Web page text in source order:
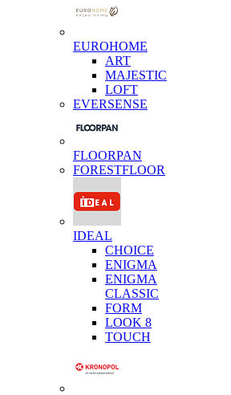
EUROHOME
ART
MAJESTIC
LOFT
EVERSENSE
FLOORPAN
FORESTFLOOR
IDEAL
CHOICE
ENIGMA
ENIGMA
CLASSIC
FORM
LOOK 8
TOUCH